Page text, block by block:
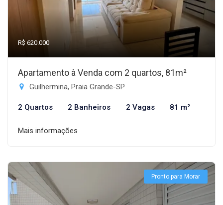
R$ 620.000
Apartamento à Venda com 2 quartos, 81m²
Guilhermina, Praia Grande-SP
2 Quartos 2 Banheiros 2 Vagas 81 m²
Mais informações
Pronto para Morar